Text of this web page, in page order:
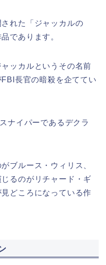
れた「ジャッカルの
であります。
ッカルというその名前
長官の暗殺を企ててい
ナイパーであるデクラ
ブルース・ウィリス、
るのがリチャード・ギ
どころになっている作